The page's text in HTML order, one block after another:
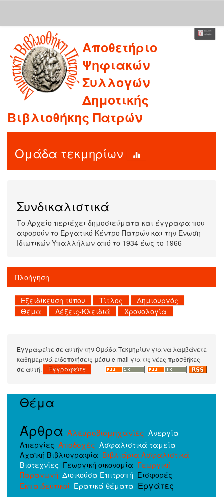
navigation
Αποθετήριο
Ψηφιακών
Συλλογών
Δημοτικής
Βιβλιοθήκης Πατρών
Ομάδα τεκμηρίων
Συνδικαλιστικά
Το Αρχείο περιέχει δημοσιεύματα και έγγραφα που
αφορούν το Εργατικό Κέντρο Πατρών και την Ένωση
Ιδιωτικών Υπαλλήλων από το 1934 έως το 1966
Πλοήγηση
Εγγραφείτε σε αυτήν την Ομάδα Τεκμηρίων για να λαμβάνετε
καθημερινά ειδοποιήσεις μέσω e-mail για τις νέες προσθήκες
σε αυτή.
Θέμα
Άρθρα Αλευροβιομηχανίες Ανεργία
Απεργίες Αποδοχές Ασφαλιστικά ταμεία
Αχαϊκή Βιβλιογραφία Βιβλιάρια Ασφαλιστικά
Βιοτεχνίες Γεωργική οικονομία Γεωργική
Παραγωγή Διοικούσα Επιτροπή Εισφορές
Εκπαιδευτικοί Ερατικά θέματα Εργάτες